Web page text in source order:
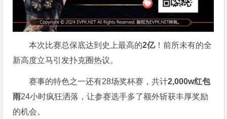
本次比赛总保底达到史上最高的2亿！前所未有的全
新高度立马引发扑克圈热议。
赛事的特色之一还有28场奖杯赛，共计2,000w红包
雨24小时疯狂洒落，让参赛选手多了额外斩获丰厚奖励
的机会。